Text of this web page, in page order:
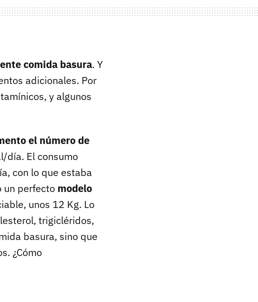
comida basura. Y
adicionales. Por
y algunos
el número de
día. El consumo
con lo que estaba
un perfecto modelo
unos 12 Kg. Lo
trigicléridos,
basura, sino que
¿Cómo